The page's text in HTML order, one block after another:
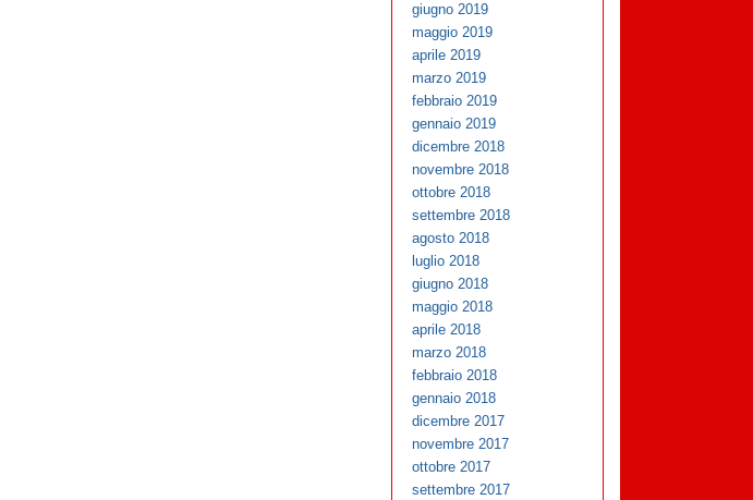
giugno 2019
maggio 2019
aprile 2019
marzo 2019
febbraio 2019
gennaio 2019
dicembre 2018
novembre 2018
ottobre 2018
settembre 2018
agosto 2018
luglio 2018
giugno 2018
maggio 2018
aprile 2018
marzo 2018
febbraio 2018
gennaio 2018
dicembre 2017
novembre 2017
ottobre 2017
settembre 2017